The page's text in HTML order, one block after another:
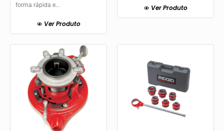
forma rápida e...
Ver Produto
Ver Produto